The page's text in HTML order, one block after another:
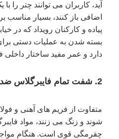
آید، کاربران می توانند چتر را
اضافی باز کنند، بسیار مناسب
پیاده و کارکنان رویداد که در
بسته شدن به عملیات دستی
دارد و عمر مفید ساختار داخلی
2. شفت تمام فایبرگلاس ضد باد و 8 دنده
متفاوت از فریم های آهنی و
شوند و زنگ می زنند، مواد
چقرمگی قوی است. هنگام مواجهه